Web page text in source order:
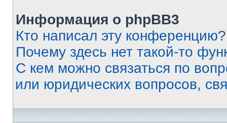
Информация о phpBB3
Кто написал эту конференцию?
Почему здесь нет такой-то
С кем можно связаться по
или юридических вопросов,